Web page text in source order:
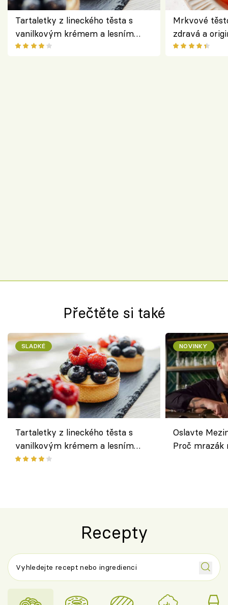
Tartaletky z lineckého těsta s
vanilkovým krémem a lesním
ovocem podle Bread Society
Mrkvové
zdravá a
klasiky
Přečtěte si také
SLADKÉ
Tartaletky z lineckého těsta s
vanilkovým krémem a lesním
ovocem podle Bread Society
NOVINKY
Oslavte
Proč
Recepty